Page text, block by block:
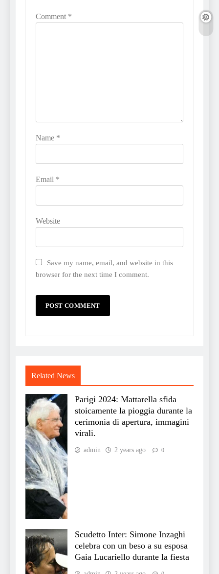
Comment *
Name *
Email *
Website
Save my name, email, and website in this
browser for the next time I comment.
Related News
Parigi 2024: Mattarella sfida
stoicamente la pioggia durante la
cerimonia di apertura, immagini
virali.
admin 2 years ago 0
Scudetto Inter: Simone Inzaghi
celebra con un beso a su esposa
Gaia Lucariello durante la fiesta